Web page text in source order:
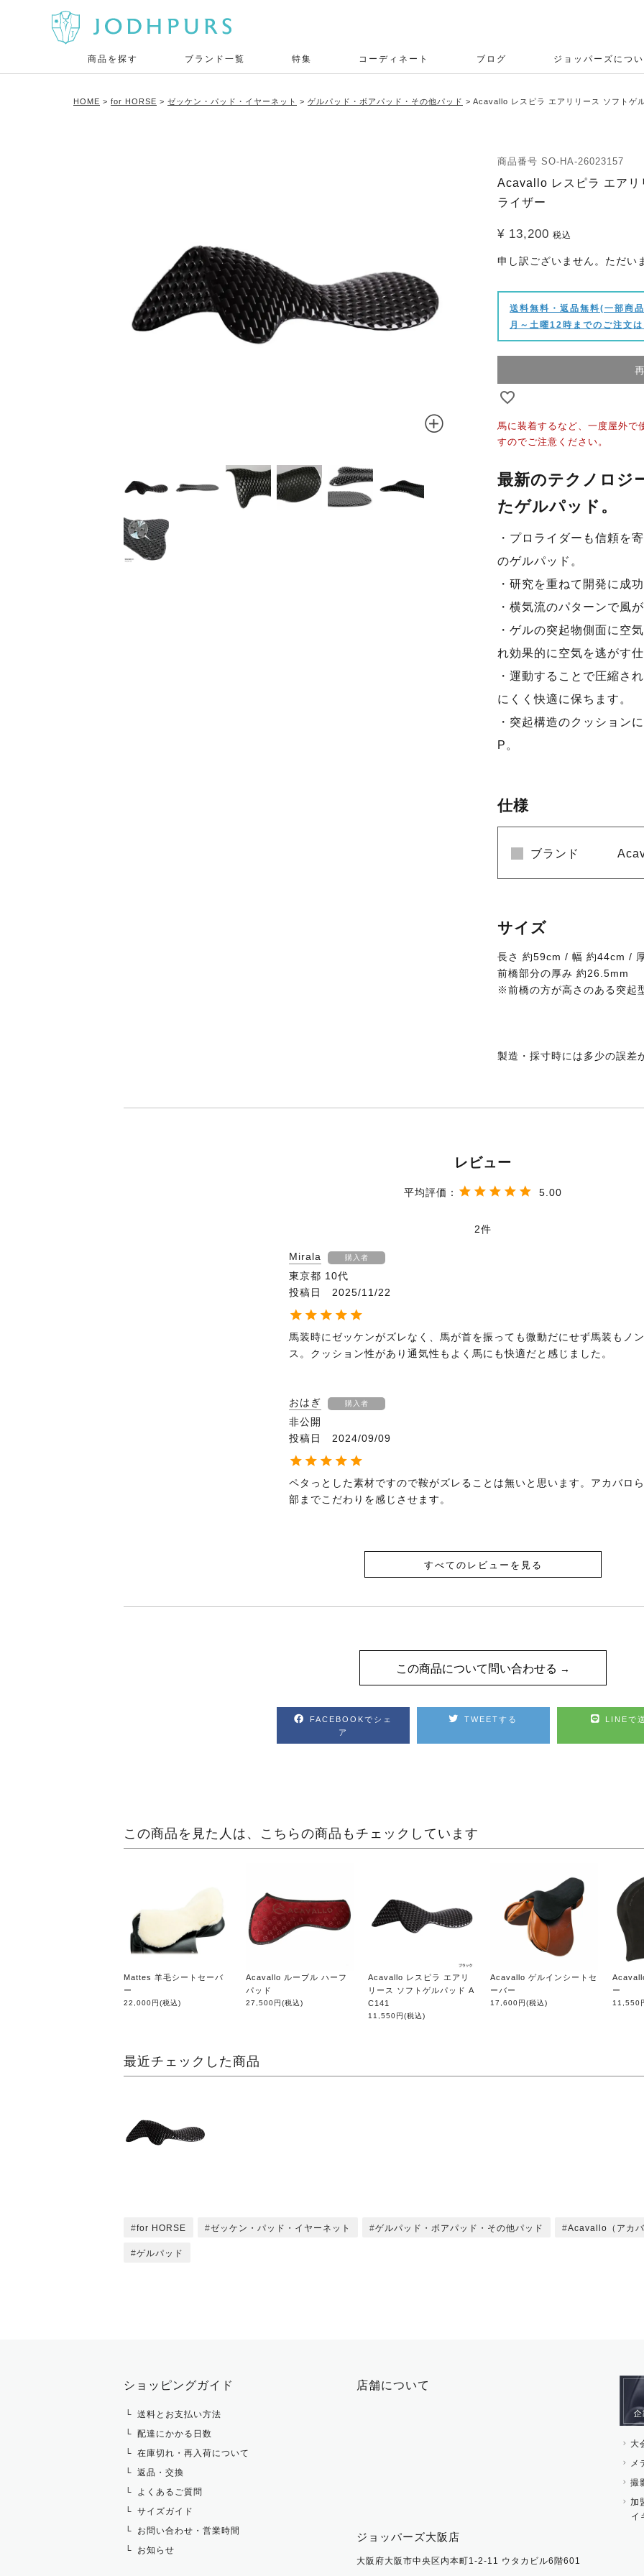
商品を探す ブランド一覧 特集 コーディネート ブログ ジョッパーズにつ
HOME for HORSE ゼッケン・パッド・イヤーネット ゲルパッド・ボアパッド・その他パッド Acavallo レスピラ エアリリース ソフトゲ
商品番号 SO-HA-26023157
Acavallo レスピラ エアリ
ライザー
¥ 13,200 税込
申し訳ございません。ただい
送料無料・返品無料(一部商
月～土曜12時までのご注文
馬に装着するなど、一度屋外で
すのでご注意ください。
最新のテクノロジ
たゲルパッド。
・プロライダーも信頼を
のゲルパッド。
・研究を重ねて開発に成
・横気流のパターンで風
・ゲルの突起物側面に空
れ効果的に空気を逃がす
・運動することで圧縮さ
にくく快適に保ちます。
・突起構造のクッション
P。
仕様
ブランド
サイズ
長さ 約59cm / 幅 約44cm /
前橋部分の厚み 約26.5mm
※前橋の方が高さのある突起
製造・採寸時には多少の誤差
5.00
2
Mirala 購入者
東京都 10代
投稿日
2025/11/22
馬装時にゼッケンがズレなく、馬が首を振っても微動だにせず馬装もノ
ス。クッション性があり通気性もよく馬にも快適だと感じました。
おはぎ 購入者
非公開
投稿日
2024/09/09
ペタっとした素材ですので鞍がズレることは無いと思います。アカバロ
部までこだわりを感じさせます。
すべてのレビューを見る
この商品について問い合わせる
FACEBOOKでシェ
ア
TWEETする LINEで
この商品を見た人は、こちらの商品もチェックしています
Mattes 羊毛シートセーバ
ー
22,000円(税込)
Acavallo ルーブル ハーフ
パッド
27,500円(税込)
Acavallo レスピラ エアリ
リース ソフトゲルパッド A
C141
11,550円(税込)
Acavallo ゲルインシートセ
ーバー
17,600円(税込)
ー
11,550
最近チェックした商品
for HORSE ゼッケン・パッド・イヤーネット ゲルパッド・ボアパッド・その他パッド Acavallo（アカ
ゲルパッド
ショッピングガイド
送料とお支払い方法
配達にかかる日数
在庫切れ・再入荷について
返品・交換
よくあるご質問
サイズガイド
お問い合わせ・営業時間
お知らせ
店舗について
ジョッパーズ大阪店
大阪府大阪市中央区内本町1-2-11 ウタカビル6階601
大
メ
撮
加
イ